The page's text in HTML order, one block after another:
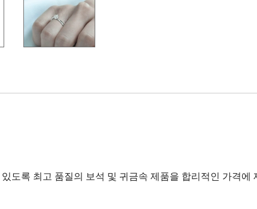
도록 최고 품질의 보석 및 귀금속 제품을 합리적인 가격